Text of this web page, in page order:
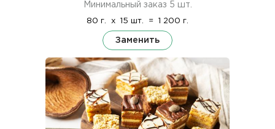
Минимальный заказ 5 шт.
80 г. x 15 шт. = 1 200 г.
Заменить